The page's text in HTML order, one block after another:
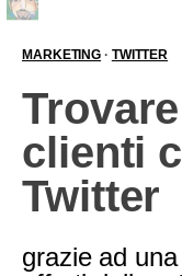
MARKETING · TWITTER
clienti
Twitter
grazie ad